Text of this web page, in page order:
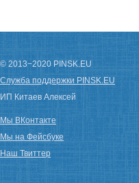
© 2013−2020 PINSK.EU
Служба поддержки PINSK.EU
ИП Китаев Алексей
Мы ВКонтакте
Мы на Фейсбуке
Наш Твиттер